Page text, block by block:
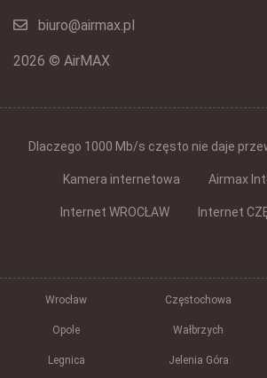
biuro@airmax.pl
2026 © AirMAX
Dlaczego 1000 Mb/s często nie daje
Kamera internetowa Airmax
Internet WROCŁAW Internet
Wrocław Częstochowa
Opole Wałbrzych
Legnica Jelenia Góra